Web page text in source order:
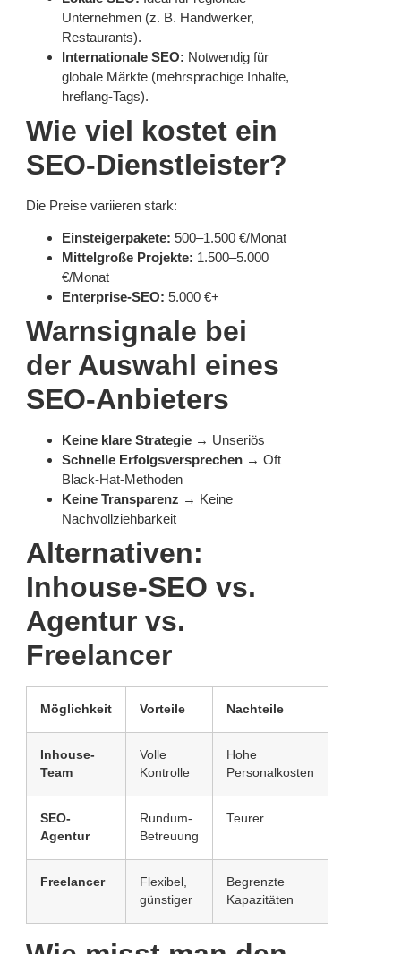
Unternehmen (z. B. Handwerker,
Restaurants).
Internationale SEO: Notwendig für
globale Märkte (mehrsprachige Inhalte,
hreflang-Tags).
Wie viel kostet ein
SEO-Dienstleister?
Die Preise variieren stark:
Einsteigerpakete: 500–1.500 €/Monat
Mittelgroße Projekte: 1.500–5.000
€/Monat
Enterprise-SEO: 5.000 €+
Warnsignale bei
der Auswahl eines
SEO-Anbieters
Keine klare Strategie → Unseriös
Schnelle Erfolgsversprechen → Oft
Black-Hat-Methoden
Keine Transparenz → Keine
Nachvollziehbarkeit
Alternativen:
Inhouse-SEO vs.
Agentur vs.
Freelancer
Möglichkeit Vorteile Nachteile
Inhouse-
Team
Volle
Kontrolle
Hohe
Personalkosten
SEO-
Agentur
Rundum-
Betreuung
Teurer
Freelancer
Flexibel,
günstiger
Begrenzte
Kapazitäten